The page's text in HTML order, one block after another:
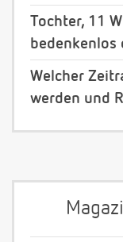
Tochter, 11
bedenkenlos
Welcher
werden und